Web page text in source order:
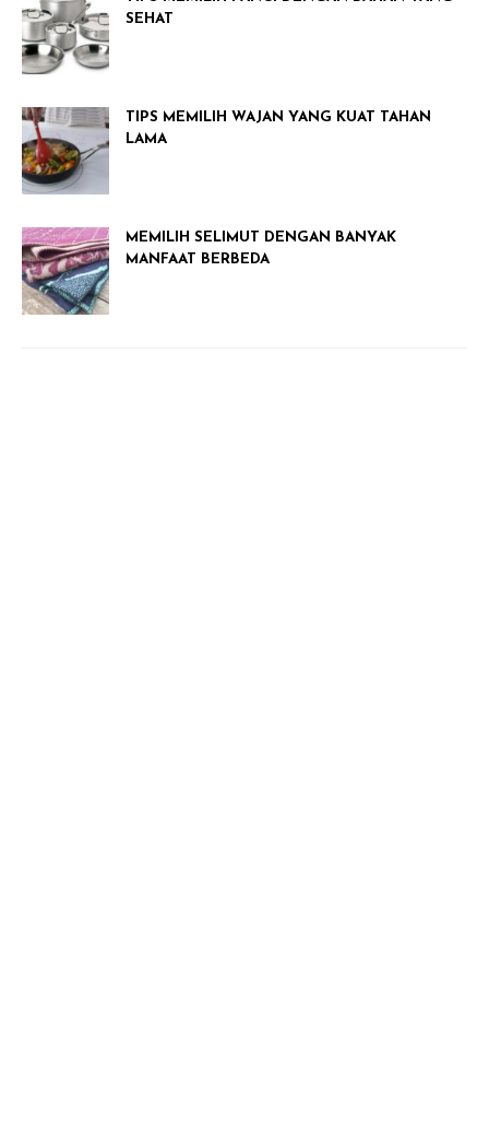
SEHAT
TIPS MEMILIH WAJAN YANG KUAT TAHAN
LAMA
MEMILIH SELIMUT DENGAN BANYAK
MANFAAT BERBEDA